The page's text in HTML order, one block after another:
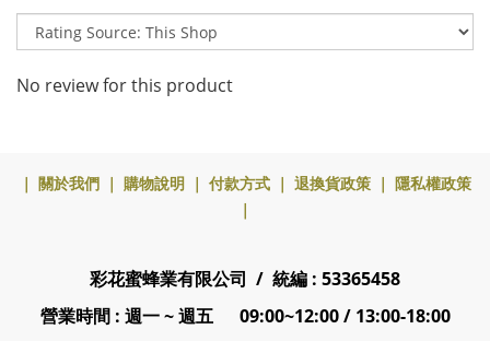
No review for this product
｜ 關於我們 ｜ 購物說明 ｜ 付款方式 ｜ 退換貨政策 ｜ 隱私權政策
｜
彩花蜜蜂業有限公司 / 統編 : 53365458
營業時間 : 週一 ~ 週五 09:00~12:00 / 13:00-18:00